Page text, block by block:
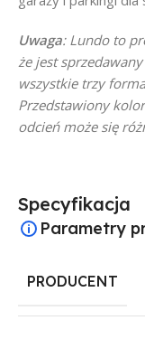
Uwaga: Lundo to
że jest
wszystkie trzy
Przedstawiony
odcień może się
Specyfikacja
Parametry
PRODUCENT